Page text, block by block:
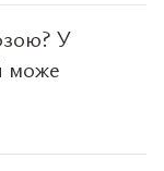
У
може